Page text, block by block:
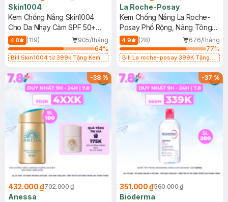
Skin1004
Kem Chống Nắng Skin1004
Cho Da Nhạy Cảm SPF 50+
50ml
4.8 (119)
905/tháng
64%
Bill Skin1004 từ 399k Tặng Kem
SPF 50+ 20ml (SL Có Hạn)
La Roche-Posay
Kem Chống Nắng La Roche-
Posay Phổ Rộng, Nâng Tông
Kiềm Dầu 50ml
4.9 (28)
676/tháng
77%
Bill La roche-posay 399K Tặng
(SL có hạn)
-38%
432.000 ₫702.000 ₫
Anessa
-37%
351.000 ₫560.000 ₫
Bioderma